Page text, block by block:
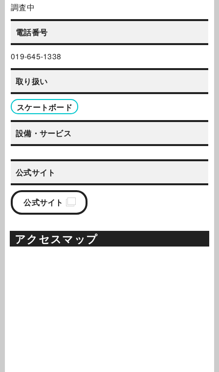
調査中
電話番号
019-645-1338
取り扱い
スケートボード
設備・サービス
公式サイト
公式サイト
アクセスマップ